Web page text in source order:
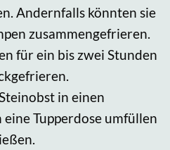
Andernfalls könnten sie
zusammengefrieren.
für ein bis zwei Stunden
in einen
Tupperdose umfüllen